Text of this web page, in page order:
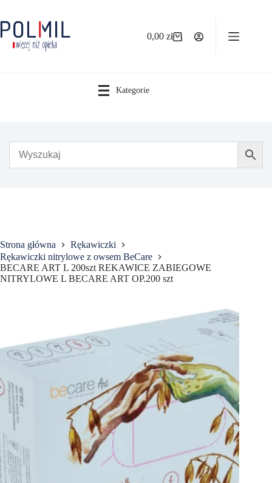
treści
Koszyk
0,00zł
Kategorie
Strona główna
Rękawiczki
Rękawiczki nitrylowe z owsem BeCare
BECARE ART L 200szt REKAWICE ZABIEGOWE
NITRYLOWE L BECARE ART OP.200 szt